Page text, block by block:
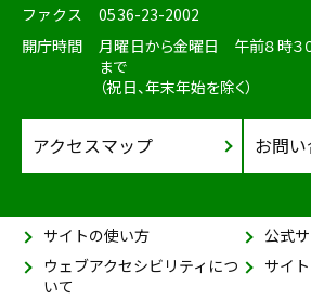
ファクス
0536-23-2002
開庁時間
月曜日から金曜日 午前８時３
まで
（祝日、年末年始を除く）
アクセスマップ お問
サイトの使い方
公式
ウェブアクセシビリティにつ
いて
サイ